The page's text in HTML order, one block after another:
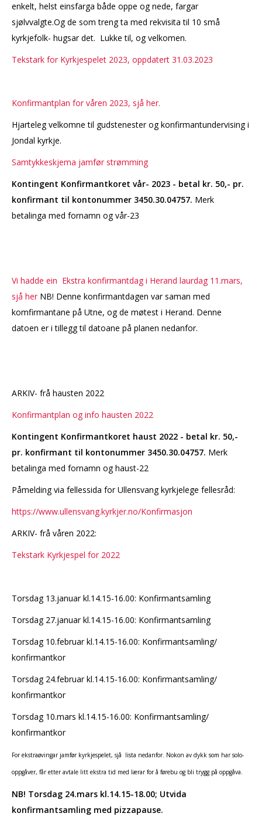
enkelt, helst einsfarga både oppe og nede, fargar
sjølvvalgte.Og de som treng ta med rekvisita til 10 små
kyrkjefolk- hugsar det. Lukke til, og velkomen.
Tekstark for Kyrkjespelet 2023, oppdatert 31.03.2023
Konfirmantplan for våren 2023, sjå her.
Hjarteleg velkomne til gudstenester og konfirmantundervising i
Jondal kyrkje.
Samtykkeskjema jamfør strømming
Kontingent Konfirmantkoret vår- 2023 - betal kr. 50,- pr.
konfirmant til kontonummer 3450.30.04757. Merk
betalinga med fornamn og vår-23
Vi hadde ein Ekstra konfirmantdag i Herand laurdag 11.mars,
sjå her NB! Denne konfirmantdagen var saman med
komfirmantane på Utne, og de møtest i Herand. Denne
datoen er i tillegg til datoane på planen nedanfor.
ARKIV- frå hausten 2022
Konfirmantplan og info hausten 2022
Kontingent Konfirmantkoret haust 2022 - betal kr. 50,-
pr. konfirmant til kontonummer 3450.30.04757. Merk
betalinga med fornamn og haust-22
Påmelding via fellessida for Ullensvang kyrkjelege fellesråd:
https://www.ullensvang.kyrkjer.no/Konfirmasjon
ARKIV- frå våren 2022:
Tekstark Kyrkjespel for 2022
Torsdag 13.januar kl.14.15-16.00: Konfirmantsamling
Torsdag 27.januar kl.14.15-16.00: Konfirmantsamling
Torsdag 10.februar kl.14.15-16.00: Konfirmantsamling/
konfirmantkor
Torsdag 24.februar kl.14.15-16.00: Konfirmantsamling/
konfirmantkor
Torsdag 10.mars kl.14.15-16.00: Konfirmantsamling/
konfirmantkor
For ekstraøvingar jamfør kyrkjespelet, sjå lista nedanfor. Nokon av dykk som har solo-
oppgåver, får etter avtale litt ekstra tid med lærar for å førebu og bli trygg på oppgåva.
NB! Torsdag 24.mars kl.14.15-18.00; Utvida
konfirmantsamling med pizzapause.